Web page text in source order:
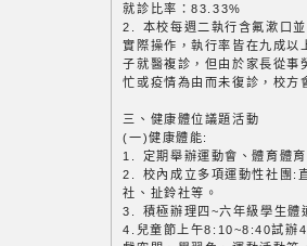
就診比率：83.33%
2. 本校每週二執行含氟漱口
實際操作，執行率皆在九成以
子就醫複診，但由於家長從事
忙或疫情為由而未復診，校方
三、健康體位議題活動
(一)健康體能:
1. 定期舉辦運動會、體育體
2. 校內成立多項運動性社團:
社、扯鈴社等。
3. 積極辦理四~六年級學生體
4.兒童節上午8:10~8:40試辦